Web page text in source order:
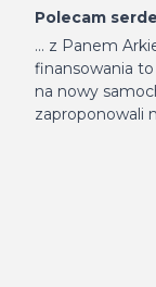
Polecam
... z Panem
finansowania
na nowy
zaproponowali